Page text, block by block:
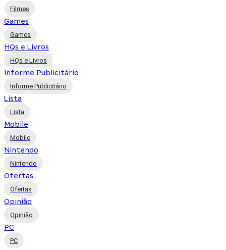
Filmes
Games
Games
HQs e Livros
HQs e Livros
Informe Publicitário
Informe Publicitário
Lista
Lista
Mobile
Mobile
Nintendo
Nintendo
Ofertas
Ofertas
Opinião
Opinião
PC
PC